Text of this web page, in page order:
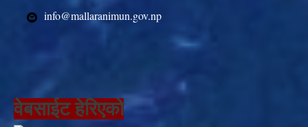
info@mallaranimun.gov.np
वेबसाईट हेरिएको